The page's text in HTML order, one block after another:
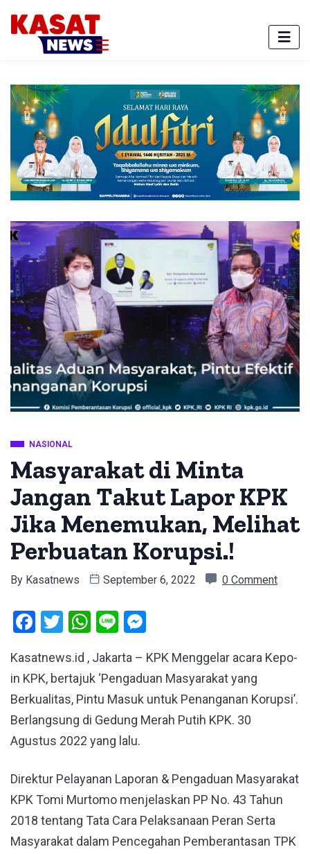
NASIONAL
Masyarakat di Minta
Jangan Takut Lapor KPK
Jika Menemukan, Melihat
Perbuatan Korupsi.!
By Kasatnews September 6, 2022 0 Comment
Facebook
Twitter
WhatsApp
Line
Kasatnews.id , Jakarta – KPK Menggelar acara Kepo-
in KPK, bertajuk ‘Pengaduan Masyarakat yang
Berkualitas, Pintu Masuk untuk Penanganan Korupsi’.
Berlangsung di Gedung Merah Putih KPK. 30
Agustus 2022 yang lalu.
Direktur Pelayanan Laporan & Pengaduan Masyarakat
KPK Tomi Murtomo menjelaskan PP No. 43 Tahun
2018 tentang Tata Cara Pelaksanaan Peran Serta
Masyarakat dalam Pencegahan Pemberantasan TPK